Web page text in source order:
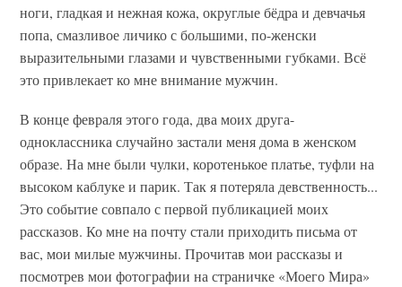
ноги, гладкая и нежная кожа, округлые бёдра и девчачья
попа, смазливое личико с большими, по-женски
выразительными глазами и чувственными губками. Всё
это привлекает ко мне внимание мужчин.
В конце февраля этого года, два моих друга-
одноклассника случайно застали меня дома в женском
образе. На мне были чулки, коротенькое платье, туфли на
высоком каблуке и парик. Так я потеряла девственность...
Это событие совпало с первой публикацией моих
рассказов. Ко мне на почту стали приходить письма от
вас, мои милые мужчины. Прочитав мои рассказы и
посмотрев мои фотографии на страничке «Моего Мира»